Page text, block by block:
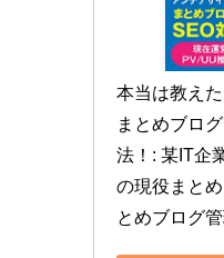
本当は教え
まとめブロ
法！: 某IT企
の現役まと
とめブログ管